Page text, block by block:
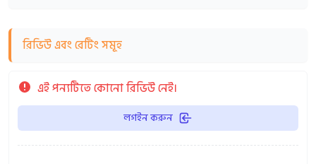
রিভিউ এবং রেটিং সমূহ
এই পন্যটিতে কোনো রিভিউ নেই।
লগইন করুন